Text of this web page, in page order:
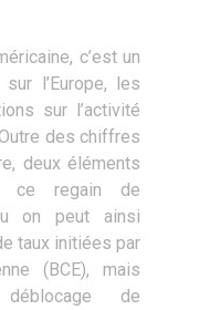
c’est un
l’Europe, les
sur l’activité
des chiffres
deux éléments
ce regain de
on peut ainsi
taux initiées par
(BCE), mais
de